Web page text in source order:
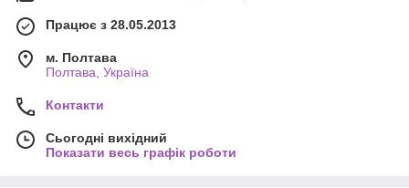
Працює з 28.05.2013
м. Полтава
Полтава, Україна
Контакти
Сьогодні вихідний
Показати весь графік роботи